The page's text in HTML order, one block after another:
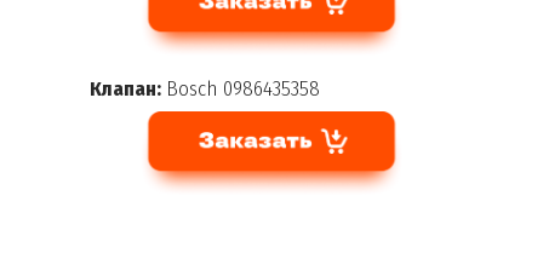
Клапан: Bosch 0986435358